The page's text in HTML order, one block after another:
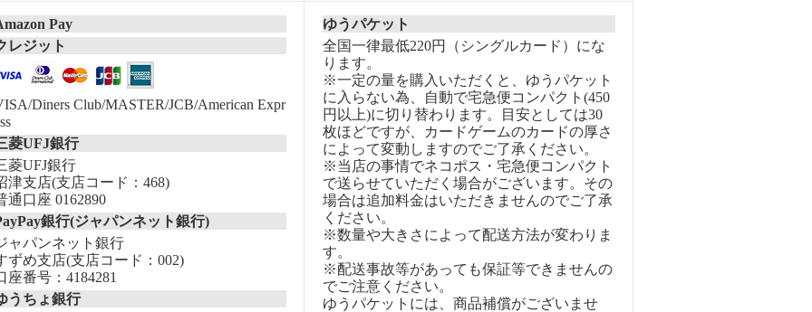
Pay
レジット
Diners Club/MASTER/JCB/American Expr
菱UFJ銀行
菱UFJ銀行
津支店(支店コード：468)
通口座 0162890
銀行(ジャパンネット銀行)
ャパンネット銀行
ずめ支店(支店コード：002)
座番号：4184281
うちょ銀行
ゆうパケット
全国一律最低220円（シングルカード）にな
ります。
※一定の量を購入いただくと、ゆうパケット
に入らない為、自動で宅急便コンパクト(450
円以上)に切り替わります。目安としては30
枚ほどですが、カードゲームのカードの厚さ
によって変動しますのでご了承ください。
※当店の事情でネコポス・宅急便コンパクト
で送らせていただく場合がございます。その
場合は追加料金はいただきませんのでご了承
ください。
※数量や大きさによって配送方法が変わりま
す。
※配送事故等があっても保証等できませんの
でご注意ください。
ゆうパケットには、商品補償がございませ